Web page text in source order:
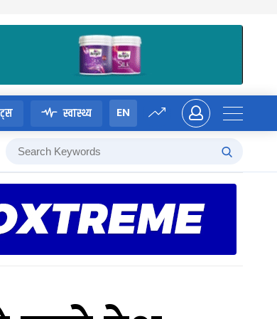
स्वास्थ्य EN